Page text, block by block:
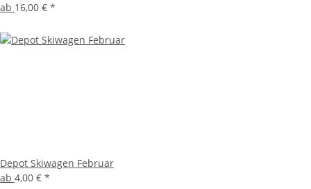
ab 16,00 € *
Depot Skiwagen Februar
ab 4,00 € *